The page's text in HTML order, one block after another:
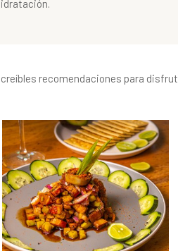
recomendaciones para